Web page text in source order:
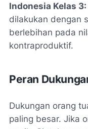
Indonesia Kelas
dilakukan dengan
berlebihan pada
kontraproduktif.
Peran
Dukungan orang
paling besar. Jika